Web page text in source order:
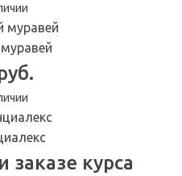
заказе курса